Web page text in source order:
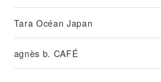
Tara Océan Japan
agnès b. CAFÉ